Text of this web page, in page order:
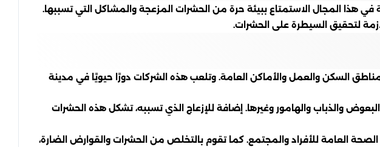
المجال الاستمتاع ببيئة حرة من الحشرات المزعجة والمشاكل التي تسببها.
لتحقيق السيطرة على الحشرات.
السكن والعمل والأماكن العامة. وتلعب هذه الشركات دورًا حيويًا في مدينة
والذباب والهامور وغيرها. إضافة للإزعاج الذي تسببه، تشكل هذه الحشرات
العامة للأفراد والمجتمع. كما تقوم بالتخلص من الحشرات والقوارض الضارة،